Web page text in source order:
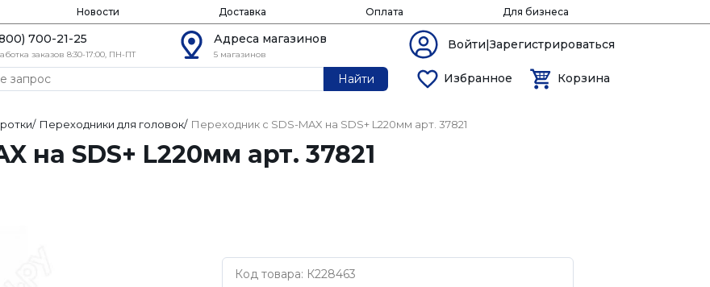
Новости Доставка Оплата Для бизнеса
700-21-25
заказов 8:30-17:00, ПН-ПТ
Адреса магазинов
5 магазинов
Войти|Зарегистрироваться
Найти Избранное Корзина
/ Переходники для головок/ Переходник с SDS-MAX на SDS+ L220мм арт. 37821
на SDS+ L220мм арт. 37821
Код товара: К228463